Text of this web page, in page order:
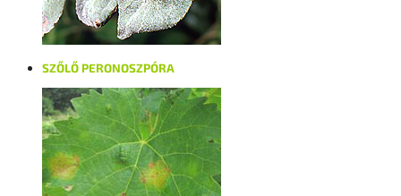
SZŐLŐ PERONOSZPÓRA